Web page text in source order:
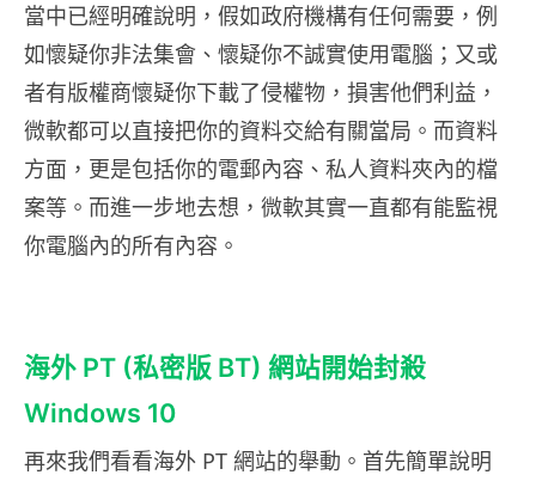
當中已經明確說明，假如政府機構有任何需要，例
如懷疑你非法集會、懷疑你不誠實使用電腦；又或
者有版權商懷疑你下載了侵權物，損害他們利益，
微軟都可以直接把你的資料交給有關當局。而資料
方面，更是包括你的電郵內容、私人資料夾內的檔
案等。而進一步地去想，微軟其實一直都有能監視
你電腦內的所有內容。
海外 PT (私密版 BT) 網站開始封殺
Windows 10
再來我們看看海外 PT 網站的舉動。首先簡單說明